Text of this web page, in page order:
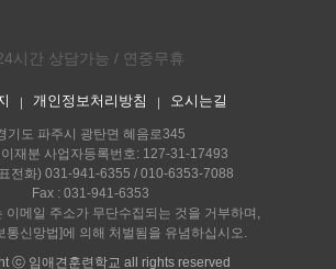
시간 상담가능 / 연중무휴
｜ 개인정보처리방침 ｜ 오시는길
기도 파주시 광탄면 혜음로345
재분 사업자등록번호: 127-31-17493
전화) 031-941-6355 / 010-6353-7088
Fax : 031-941-6353
이메일 주소가 무단수집되는 것을 거부하며,
통신망법]에 의해 처벌됨을 유념하십시오.
ⓒ 임애견훈련학교 all rights reserved